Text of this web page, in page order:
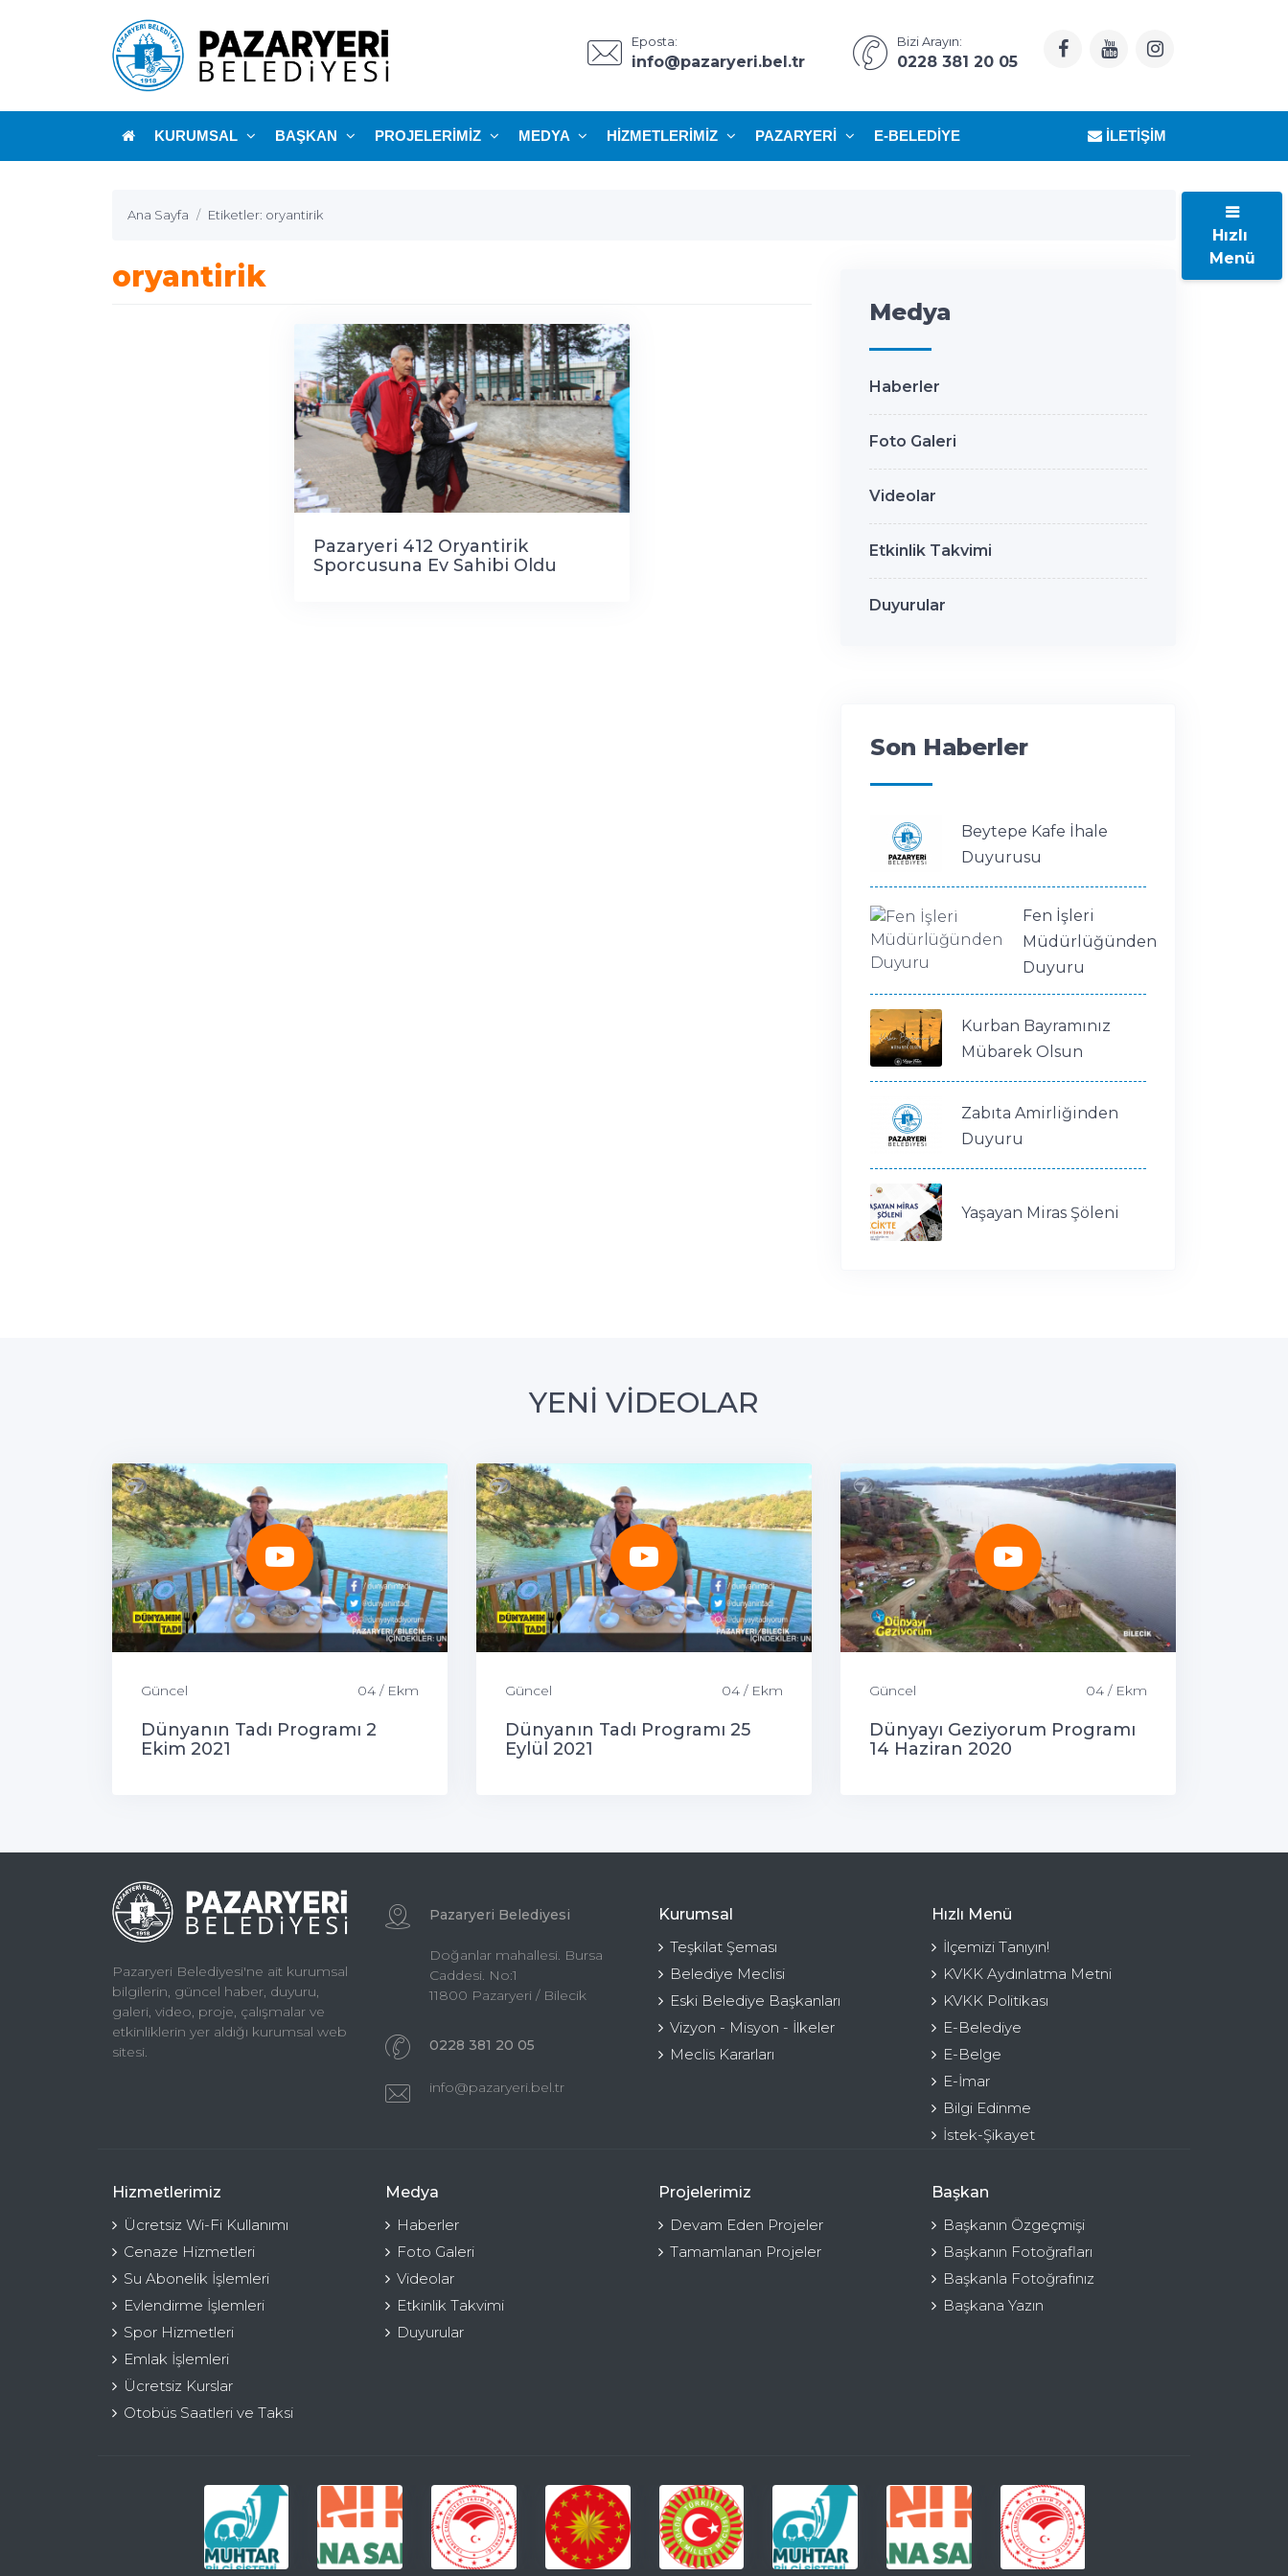
Eposta:
info@pazaryeri.bel.tr
Bizi Arayın:
0228 381 20 05
KURUMSAL BAŞKAN PROJELERIMIZ MEDYA HIZMETLERIMIZ PAZARYERI E-BELEDIYE İLETIŞIM
Ana Sayfa Etiketler: oryantirik
oryantirik
Pazaryeri 412 Oryantirik
Sporcusuna Ev Sahibi Oldu
Medya
Haberler
Foto Galeri
Videolar
Etkinlik Takvimi
Duyurular
Son Haberler
Beytepe Kafe İhale
Duyurusu
Fen İşleri
Müdürlüğünden
Duyuru
Kurban Bayramınız
Mübarek Olsun
Zabıta Amirliğinden
Duyuru
Yaşayan Miras Şöleni
YENİ VİDEOLAR
Güncel 04 / Ekm
Dünyanın Tadı Programı 2
Ekim 2021
Güncel 04 / Ekm
Dünyanın Tadı Programı 25
Eylül 2021
Güncel 04 / Ekm
Dünyayı Geziyorum Programı
14 Haziran 2020
Pazaryeri Belediyesi'ne ait kurumsal
bilgilerin, güncel haber, duyuru,
galeri, video, proje, çalışmalar ve
etkinliklerin yer aldığı kurumsal web
sitesi.
Pazaryeri Belediyesi
Doğanlar mahallesi. Bursa
Caddesi. No:1
11800 Pazaryeri / Bilecik
0228 381 20 05
info@pazaryeri.bel.tr
Kurumsal
Teşkilat Şeması
Belediye Meclisi
Eski Belediye Başkanları
Vizyon - Misyon - İlkeler
Meclis Kararları
Hızlı Menü
İlçemizi Tanıyın!
KVKK Aydınlatma Metni
KVKK Politikası
E-Belediye
E-Belge
E-İmar
Bilgi Edinme
İstek-Şikayet
Hizmetlerimiz
Ücretsiz Wi-Fi Kullanımı
Cenaze Hizmetleri
Su Abonelik İşlemleri
Evlendirme İşlemleri
Spor Hizmetleri
Emlak İşlemleri
Ücretsiz Kurslar
Otobüs Saatleri ve Taksi
Medya
Haberler
Foto Galeri
Videolar
Etkinlik Takvimi
Duyurular
Projelerimiz
Devam Eden Projeler
Tamamlanan Projeler
Başkan
Başkanın Özgeçmişi
Başkanın Fotoğrafları
Başkanla Fotoğrafınız
Başkana Yazın
Hızlı
Menü